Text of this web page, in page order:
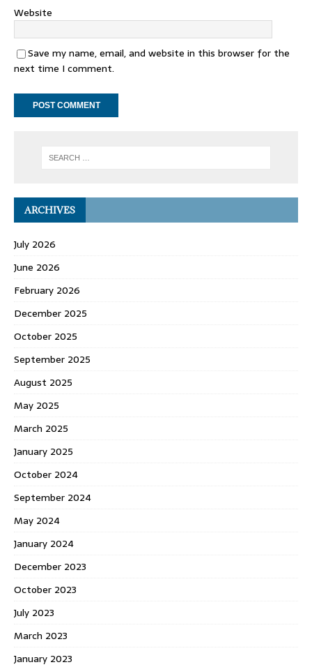
Website
Save my name, email, and website in this browser for the
next time I comment.
ARCHIVES
July 2026
June 2026
February 2026
December 2025
October 2025
September 2025
August 2025
May 2025
March 2025
January 2025
October 2024
September 2024
May 2024
January 2024
December 2023
October 2023
July 2023
March 2023
January 2023